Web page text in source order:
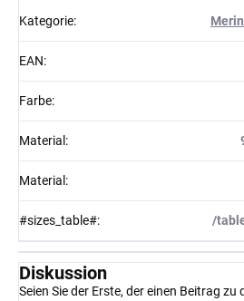
Kategorie:
EAN:
Farbe:
Material :
Material :
#sizes_table#: /
Diskussion
Seien Sie der Erste, der einen Beitrag